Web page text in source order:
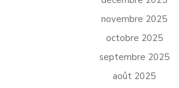
novembre 2025
octobre 2025
septembre 2025
août 2025